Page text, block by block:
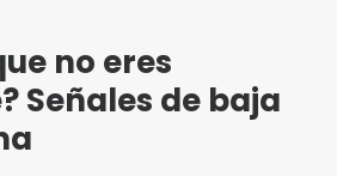
no eres
Señales de baja